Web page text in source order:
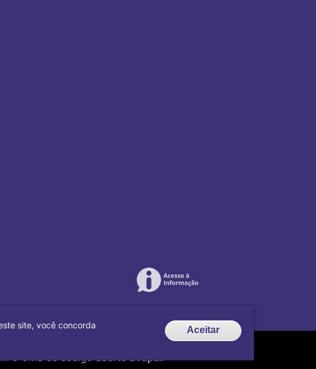
o CMS de código aberto Drupal
site, você concorda
Aceitar